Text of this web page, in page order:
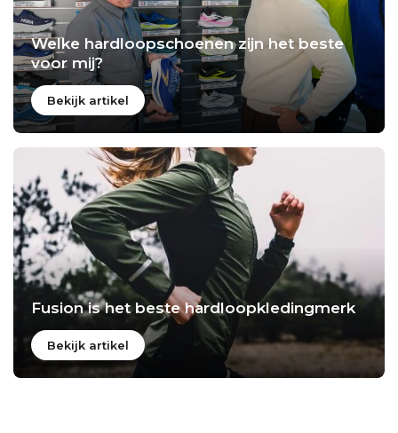
Welke hardloopschoenen zijn het beste
voor mij?
Bekijk artikel
Fusion is het beste hardloopkledingmerk
Bekijk artikel